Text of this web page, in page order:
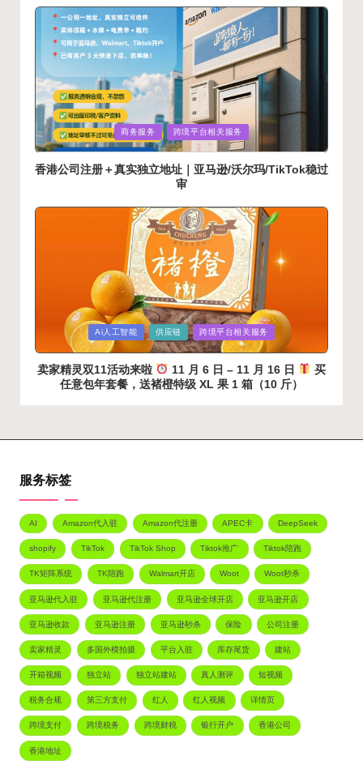
Posted
in
商务服务 跨境平台相关服务
香港公司注册＋真实独立地址｜亚马逊/沃尔玛/TikTok稳过
审
Posted
Ai人工智能 供应链 跨境平台相关服务
卖家精灵双11活动来啦 11 月 6 日 – 11 月 16 日
买‮
意任‬包年套餐，送‮橙褚‬特级 XL 果 1 箱（10 斤）
服务标签
AI Amazon代入驻 Amazon代注册 APEC卡 DeepSeek
shopify TikTok TikTok Shop Tiktok推广 Tiktok陪跑
TK矩阵系统 TK陪跑 Walmart开店 Woot Woot秒杀
亚马逊代入驻 亚马逊代注册 亚马逊全球开店 亚马逊开店
亚马逊收款 亚马逊注册 亚马逊秒杀 保险 公司注册
卖家精灵 多国外模拍摄 平台入驻 库存尾货 建站
开箱视频 独立站 独立站建站 真人测评 短视频
税务合规 第三方支付 红人 红人视频 详情页
跨境支付 跨境税务 跨境财税 银行开户 香港公司
香港地址